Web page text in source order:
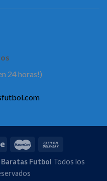
24 horas!)
Futbol Todos los